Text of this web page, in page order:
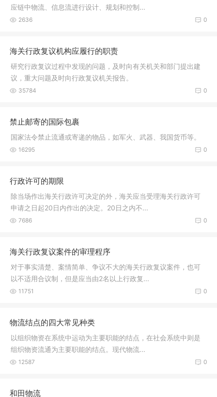
应链中物流、信息流进行设计、规划和控制...
0
2636
海关行政复议机构应履行的职责
研究行政复议过程中发现的问题，及时向有关机关和部门提出建
议，重大问题及时向行政复议机关报告。
0
35784
禁止邮寄的国际包裹
国家法令禁止流通或寄递的物品，如军火、武器、我国货币等。
0
16295
行政许可的期限
除当场作出海关行政许可决定的外，海关应当受理海关行政许可
申请之日起20日内作出的决定。20日之内不...
0
7686
海关行政复议案件的审理程序
对于事实清楚、案情简单、争议不大的海关行政复议案件，也可
以不适用合议制，但是应当由2名以上行政复...
0
11751
物流结点的四大常见种类
以组织物资在系统中运动为主要职能的结点，在社会系统中则是
组织物资流通为主要职能的结点。现代物流...
0
12587
和田物流